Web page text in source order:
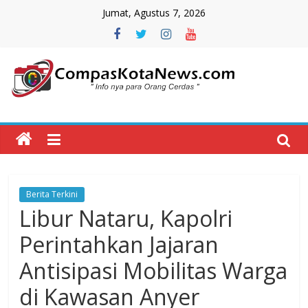
Jumat, Agustus 7, 2026
Compas
Kota
CompasKotaNews.com
Hadir
untuk
memberikan
informasi
kepada
masyarakat
Berita Terkini
Libur Nataru, Kapolri
Perintahkan Jajaran
Antisipasi Mobilitas Warga
di Kawasan Anyer